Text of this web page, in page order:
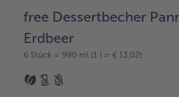
free Dessertbecher
Erdbeer
6 Stück = 990 ml (1 l = € 13,02)